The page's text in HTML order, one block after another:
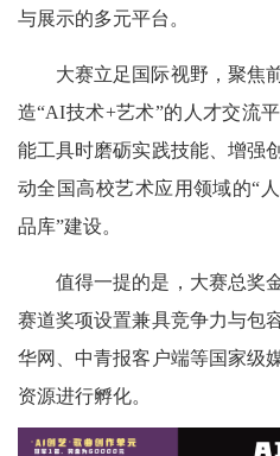
与展示的多元平台。
大赛立足国际视野，聚焦
造“AI技术+艺术”的人才交流
能工具时磨砺实践技能、增强
动全国高校艺术应用领域的“
品库”建设。
值得一提的是，大赛总奖
赛道奖项设置兼具竞争力与包
华网、中青报客户端等国家级
资源进行孵化。